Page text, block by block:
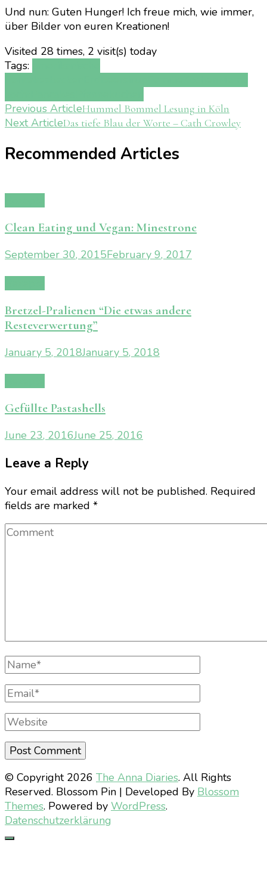
Und nun: Guten Hunger! Ich freue mich, wie immer,
über Bilder von euren Kreationen!
Visited 28 times, 2 visit(s) today
Tags:
Post
Navigation
Previous ArticleHummel Bommel Lesung in Köln
Next ArticleDas tiefe Blau der Worte – Cath Crowley
Recommended Articles
Clean Eating und Vegan: Minestrone
September 30, 2015February 9, 2017
Bretzel-Pralienen “Die etwas andere
Resteverwertung”
January 5, 2018January 5, 2018
Gefüllte Pastashells
June 23, 2016June 25, 2016
Leave a Reply
Your email address will not be published. Required
fields are marked *
Comment
Full
Name
Email
Website
© Copyright 2026 The Anna Diaries. All Rights
Reserved. Blossom Pin | Developed By Blossom
Themes. Powered by WordPress.
Datenschutzerklärung